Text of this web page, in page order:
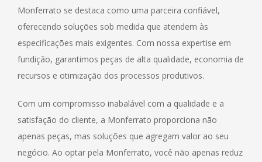
Monferrato se destaca como uma parceira confiável,
oferecendo soluções sob medida que atendem às
especificações mais exigentes. Com nossa expertise em
fundição, garantimos peças de alta qualidade, economia de
recursos e otimização dos processos produtivos.
Com um compromisso inabalável com a qualidade e a
satisfação do cliente, a Monferrato proporciona não
apenas peças, mas soluções que agregam valor ao seu
negócio. Ao optar pela Monferrato, você não apenas reduz